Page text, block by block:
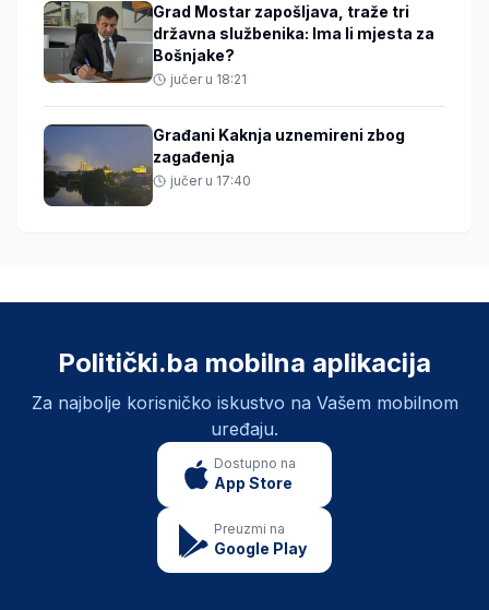
Grad Mostar zapošljava, traže tri
državna službenika: Ima li mjesta za
Bošnjake?
jučer u 18:21
Građani Kaknja uznemireni zbog
zagađenja
jučer u 17:40
Politički.ba mobilna aplikacija
Za najbolje korisničko iskustvo na Vašem mobilnom
uređaju.
Dostupno na
App Store
Preuzmi na
Google Play